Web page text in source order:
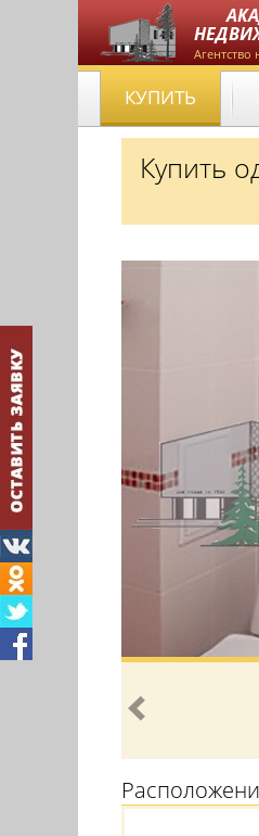
Агентство
КУПИТЬ
Купить